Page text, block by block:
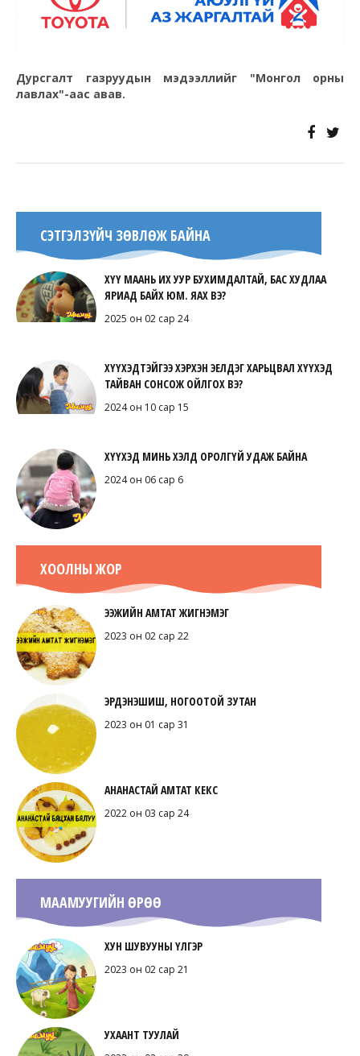
Дурсгалт газруудын мэдээллийг "Монгол орны
лавлах"-аас авав.
СЭТГЭЛЗҮЙЧ ЗӨВЛӨЖ БАЙНА
ХҮҮ МААНЬ ИХ УУР БУХИМДАЛТАЙ, БАС ХУДЛАА
ЯРИАД БАЙХ ЮМ. ЯАХ ВЭ?
2025 он 02 сар 24
ХҮҮХЭДТЭЙГЭЭ ХЭРХЭН ЭЕЛДЭГ ХАРЬЦВАЛ ХҮҮХЭД
ТАЙВАН СОНСОЖ ОЙЛГОХ ВЭ?
2024 он 10 сар 15
ХҮҮХЭД МИНЬ ХЭЛД ОРОЛГҮЙ УДАЖ БАЙНА
2024 он 06 сар 6
ХООЛНЫ ЖОР
ЭЭЖИЙН АМТАТ ЖИГНЭМЭГ
2023 он 02 сар 22
ЭРДЭНЭШИШ, НОГООТОЙ ЗУТАН
2023 он 01 сар 31
АНАНАСТАЙ АМТАТ КЕКС
2022 он 03 сар 24
МААМУУГИЙН ӨРӨӨ
ХУН ШУВУУНЫ ҮЛГЭР
2023 он 02 сар 21
УХААНТ ТУУЛАЙ